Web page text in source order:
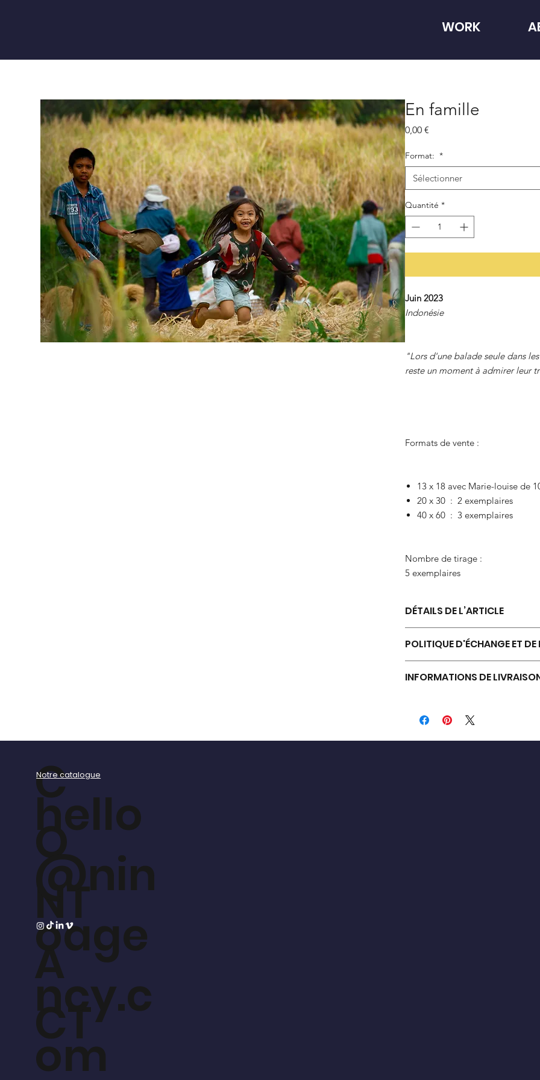
WORK
En famille
0,00 €
Format: *
Sélectionner
Quantité *
Juin 2023
Indonésie
"Lors d'une balade seule dans
reste un moment à admirer leur
Formats de vente :
13 x 18 avec Marie-louise de
20 x 30 : 2 exemplaires
40 x 60 : 3 exemplaires
Nombre de tirage :
5 exemplaires
DÉTAILS DE L’ARTICLE
Emballée et livrée soigneusement
certificat d’authenticité signé.
IMPORTANT : la photo ne
est soigneusement emballé et
POLITIQUE D'ÉCHANGE ET DE
INFORMATIONS DE
C
O
NT
A
CT
hello
@nin
oage
ncy.c
om
Notre catalogue